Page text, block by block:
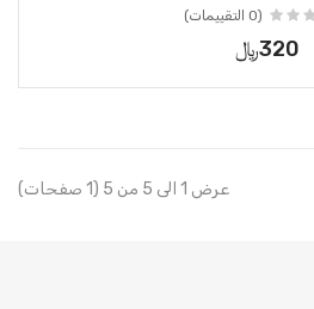
(0 التقييمات)
320﷼
عرض 1 الى 5 من 5 (1 صفحات)